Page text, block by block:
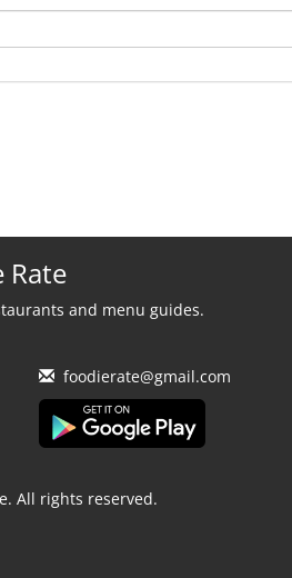
Rate
and menu guides.
foodierate@gmail.com
All rights reserved.